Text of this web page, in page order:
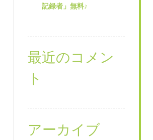
記録者」無料♪
最近のコメン
ト
アーカイブ